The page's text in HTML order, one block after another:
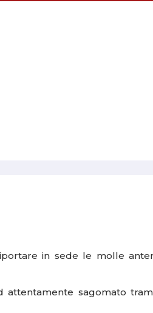
in sede le molle
attentamente sagomato